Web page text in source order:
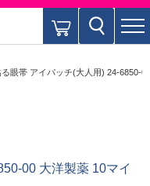
る眼帯 アイパッチ(大人用) 24-6850-
00 大洋製薬 10マイ